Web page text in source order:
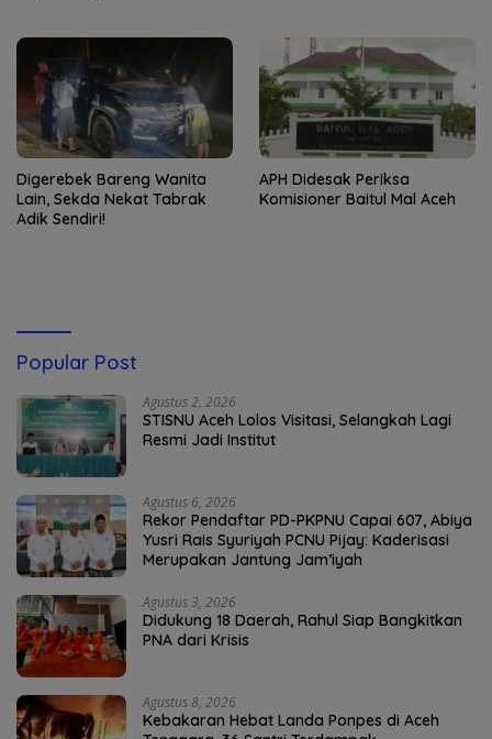
Digerebek Bareng Wanita
Lain, Sekda Nekat Tabrak
Adik Sendiri!
APH Didesak Periksa
Komisioner Baitul Mal Aceh
Popular Post
Agustus 2, 2026
STISNU Aceh Lolos Visitasi, Selangkah Lagi
Resmi Jadi Institut
Agustus 6, 2026
Rekor Pendaftar PD-PKPNU Capai 607, Abiya
Yusri Rais Syuriyah PCNU Pijay: Kaderisasi
Merupakan Jantung Jam’iyah
Agustus 3, 2026
Didukung 18 Daerah, Rahul Siap Bangkitkan
PNA dari Krisis
Agustus 8, 2026
Kebakaran Hebat Landa Ponpes di Aceh